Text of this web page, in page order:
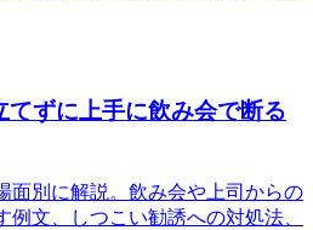
てずに上手に飲み会で断る
面別に解説。飲み会や上司からの
文、しつこい勧誘への対処法、